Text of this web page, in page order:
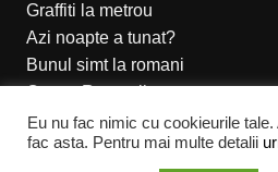
Graffiti la metrou
Azi noapte a tunat?
Bunul simt la romani
Ce vor Romanii
Eu nu fac nimic cu cookieurile
fac asta. Pentru mai multe detalii